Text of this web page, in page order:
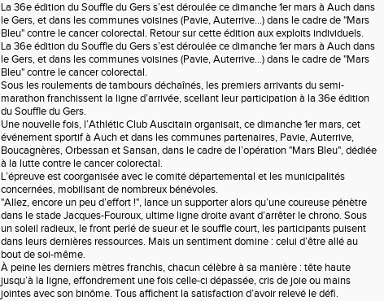
La 36e édition du Souffle du Gers s’est déroulée ce dimanche 1er mars à Auch dans
le Gers, et dans les communes voisines (Pavie, Auterrive…) dans le cadre de "Mars
Bleu" contre le cancer colorectal. Retour sur cette édition aux exploits individuels.
La 36e édition du Souffle du Gers s’est déroulée ce dimanche 1er mars à Auch dans
le Gers, et dans les communes voisines (Pavie, Auterrive…) dans le cadre de "Mars
Bleu" contre le cancer colorectal.
Sous les roulements de tambours déchaînés, les premiers arrivants du semi-
marathon franchissent la ligne d’arrivée, scellant leur participation à la 36e édition
du Souffle du Gers.
Une nouvelle fois, l’Athlétic Club Auscitain organisait, ce dimanche 1er mars, cet
événement sportif à Auch et dans les communes partenaires, Pavie, Auterrive,
Boucagnères, Orbessan et Sansan, dans le cadre de l’opération "Mars Bleu", dédiée
à la lutte contre le cancer colorectal.
L’épreuve est coorganisée avec le comité départemental et les municipalités
concernées, mobilisant de nombreux bénévoles.
"Allez, encore un peu d’effort !", lance un supporter alors qu’une coureuse pénètre
dans le stade Jacques-Fouroux, ultime ligne droite avant d’arrêter le chrono. Sous
un soleil radieux, le front perlé de sueur et le souffle court, les participants puisent
dans leurs dernières ressources. Mais un sentiment domine : celui d’être allé au
bout de soi-même.
À peine les derniers mètres franchis, chacun célèbre à sa manière : tête haute
jusqu’à la ligne, effondrement une fois celle-ci dépassée, cris de joie ou mains
jointes avec son binôme. Tous affichent la satisfaction d’avoir relevé le défi.